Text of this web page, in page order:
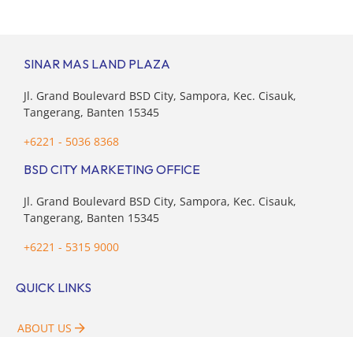
SINAR MAS LAND PLAZA
Jl. Grand Boulevard BSD City, Sampora, Kec. Cisauk,
Tangerang, Banten 15345
+6221 - 5036 8368
BSD CITY MARKETING OFFICE
Jl. Grand Boulevard BSD City, Sampora, Kec. Cisauk,
Tangerang, Banten 15345
+6221 - 5315 9000
QUICK LINKS
ABOUT US